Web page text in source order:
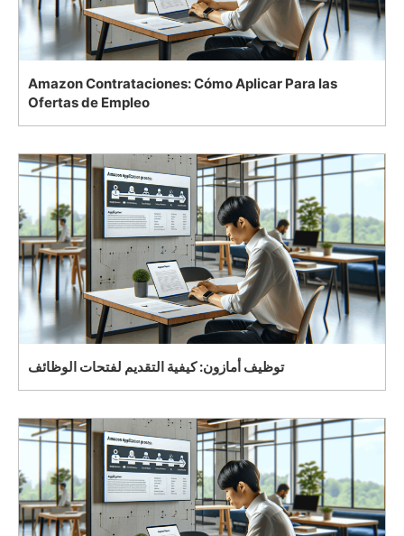
Amazon Contrataciones: Cómo Aplicar Para las
Ofertas de Empleo
توظيف أمازون: كيفية التقديم لفتحات الوظائف